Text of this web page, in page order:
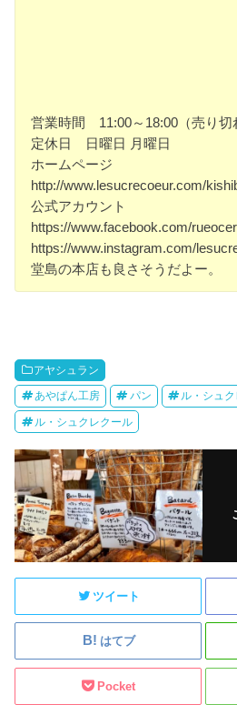
営業時間 11:00～18:00（売り切
定休日 日曜日 月曜日
ホームページ
http://www.lesucrecoeur.com/
公式アカウント
https://www.facebook.com/
https://www.instagram.com/
堂島の本店も良さそうだよー。
アヤシュラン
あやぱん工房 パン ル・シュ
ル・シュクレクール
ツイート
はてブ
Pocket